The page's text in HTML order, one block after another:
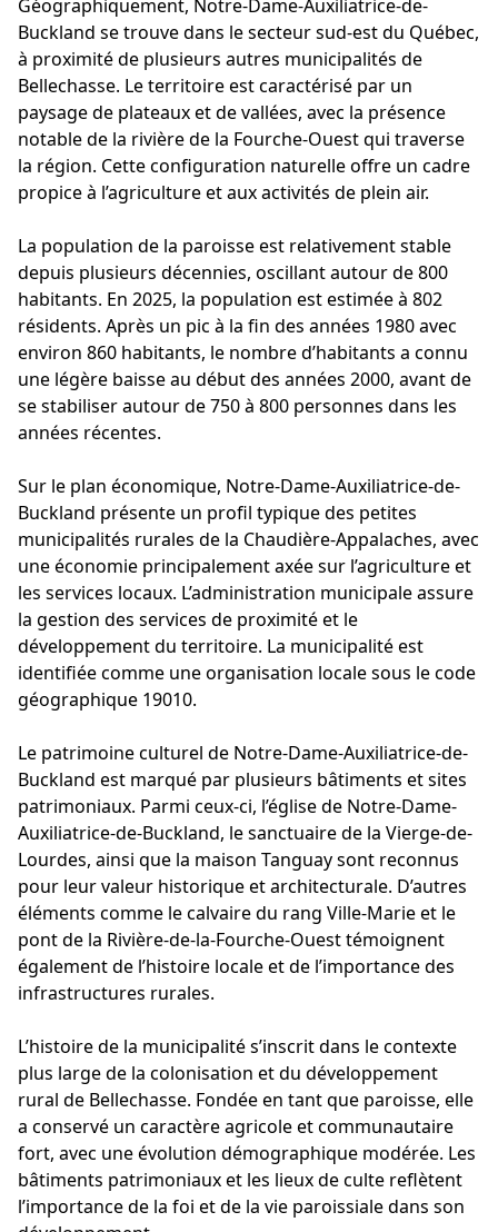
Géographiquement, Notre-Dame-Auxiliatrice-de-
Buckland se trouve dans le secteur sud-est du Québec,
à proximité de plusieurs autres municipalités de
Bellechasse. Le territoire est caractérisé par un
paysage de plateaux et de vallées, avec la présence
notable de la rivière de la Fourche-Ouest qui traverse
la région. Cette configuration naturelle offre un cadre
propice à l’agriculture et aux activités de plein air.
La population de la paroisse est relativement stable
depuis plusieurs décennies, oscillant autour de 800
habitants. En 2025, la population est estimée à 802
résidents. Après un pic à la fin des années 1980 avec
environ 860 habitants, le nombre d’habitants a connu
une légère baisse au début des années 2000, avant de
se stabiliser autour de 750 à 800 personnes dans les
années récentes.
Sur le plan économique, Notre-Dame-Auxiliatrice-de-
Buckland présente un profil typique des petites
municipalités rurales de la Chaudière-Appalaches, avec
une économie principalement axée sur l’agriculture et
les services locaux. L’administration municipale assure
la gestion des services de proximité et le
développement du territoire. La municipalité est
identifiée comme une organisation locale sous le code
géographique 19010.
Le patrimoine culturel de Notre-Dame-Auxiliatrice-de-
Buckland est marqué par plusieurs bâtiments et sites
patrimoniaux. Parmi ceux-ci, l’église de Notre-Dame-
Auxiliatrice-de-Buckland, le sanctuaire de la Vierge-de-
Lourdes, ainsi que la maison Tanguay sont reconnus
pour leur valeur historique et architecturale. D’autres
éléments comme le calvaire du rang Ville-Marie et le
pont de la Rivière-de-la-Fourche-Ouest témoignent
également de l’histoire locale et de l’importance des
infrastructures rurales.
L’histoire de la municipalité s’inscrit dans le contexte
plus large de la colonisation et du développement
rural de Bellechasse. Fondée en tant que paroisse, elle
a conservé un caractère agricole et communautaire
fort, avec une évolution démographique modérée. Les
bâtiments patrimoniaux et les lieux de culte reflètent
l’importance de la foi et de la vie paroissiale dans son